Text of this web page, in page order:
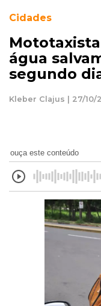
Cidades
água
segundo
Kleber Clajus | 27/10/
ouça este conteúdo